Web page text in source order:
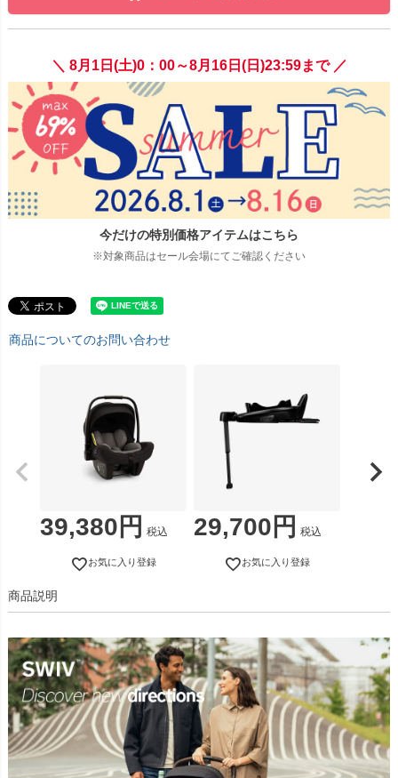
＼ 8月1日(土)0：00～8月16日(日)23:59まで ／
今だけの特別価格アイテムはこちら
※対象商品はセール会場にてご確認ください
商品についてのお問い合わせ
39,380 税込
お気に入り登録
29,700 税込
お気に入り登録
商品説明